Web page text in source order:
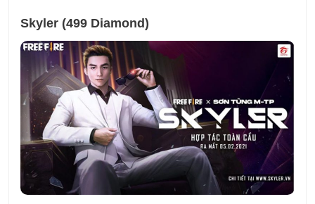
Skyler (499 Diamond)